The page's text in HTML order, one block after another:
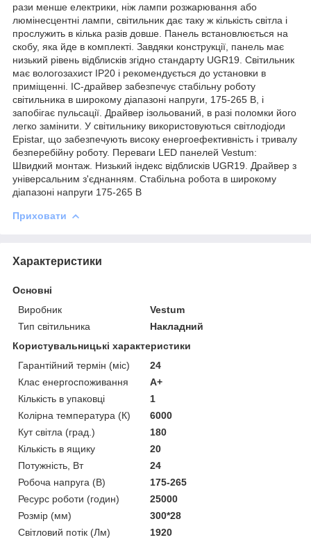
рази менше електрики, ніж лампи розжарювання або
люмінесцентні лампи, світильник дає таку ж кількість світла і
прослужить в кілька разів довше. Панель встановлюється на
скобу, яка йде в комплекті. Завдяки конструкції, панель має
низький рівень відблисків згідно стандарту UGR19. Світильник
має вологозахист IP20 і рекомендується до установки в
приміщенні. IC-драйвер забезпечує стабільну роботу
світильника в широкому діапазоні напруги, 175-265 В, і
запобігає пульсації. Драйвер ізольований, в разі поломки його
легко замінити. У світильнику використовуються світлодіоди
Epistar, що забезпечують високу енергоефективність і тривалу
безперебійну роботу. Переваги LED панелей Vestum:
Швидкий монтаж. Низький індекс відблисків UGR19. Драйвер з
універсальним з'єднанням. Стабільна робота в широкому
діапазоні напруги 175-265 В
Приховати
Характеристики
Основні
Виробник
Vestum
Тип світильника
Накладний
Користувальницькі характеристики
Гарантійний термін (міс)
24
Клас енергоспоживання
A+
Кількість в упаковці
1
Колірна температура (К)
6000
Кут світла (град.)
180
Кількість в ящику
20
Потужність, Вт
24
Робоча напруга (В)
175-265
Ресурс роботи (годин)
25000
Розмір (мм)
300*28
Світловий потік (Лм)
1920